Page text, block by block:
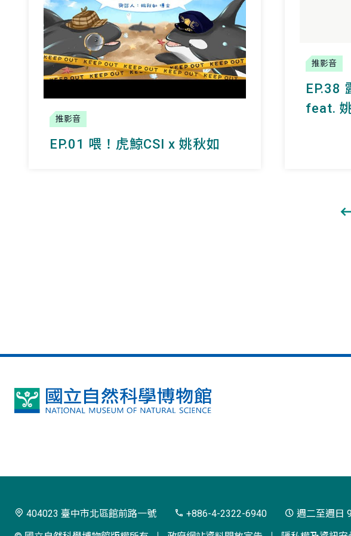
推影音
EP.01 喂！虎鯨CSI x 姚秋如
推影音
EP.38 露脊鼠海豚的美食餐盤
feat.
國
學
404023 臺中市北區館前路一號 +886-4-2322-6940
週二至週日